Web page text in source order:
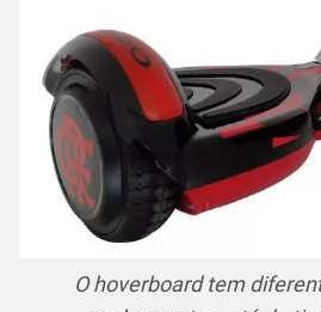
O hoverboard tem